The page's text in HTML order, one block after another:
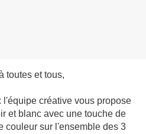
toutes et tous,
l'équipe créative vous propose
et blanc avec une touche de
couleur sur l'ensemble des 3